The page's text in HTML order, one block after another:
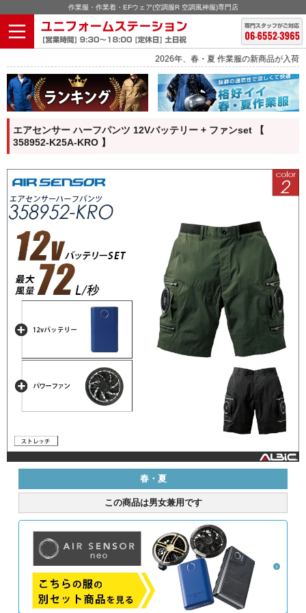
作業服・作業着・EFウェア(空調服R 空調風神服)専門店
2026年、春・夏 作業服の新商品が入荷しました。
エアセンサー ハーフパンツ 12Vバッテリー + ファンset 【
358952-K25A-KRO 】
春・夏
この商品は男女兼用です